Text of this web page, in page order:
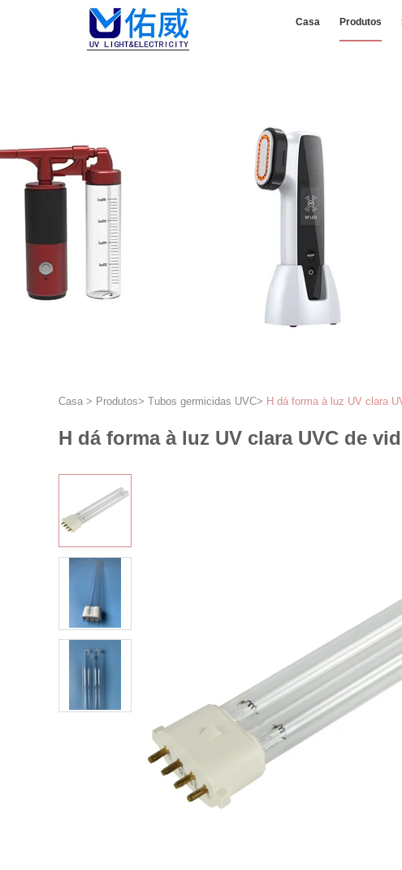
Casa Produtos
Casa > Produtos> Tubos germicidas UVC> H dá forma à luz UV clara
H dá forma à luz UV clara UVC de